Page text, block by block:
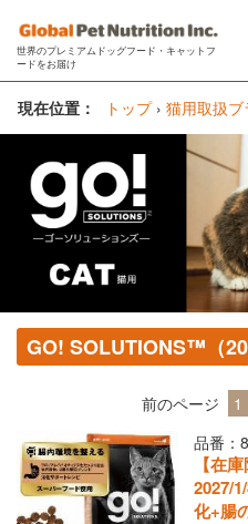
世界のプレミアムドッグフード・キャットフ
ードをお届け
now fresh(ナウフレッシ
GO!SOLUTIONS(ゴー)
キットキャット
コラム
原材料ハンドブック
Instagram
Youtubeチャネル
現在位置： トップ› 猫用取扱ブ
GO! SOLUTIONS™（20
前のページ 1
品番：
【在
2027/
化+腸